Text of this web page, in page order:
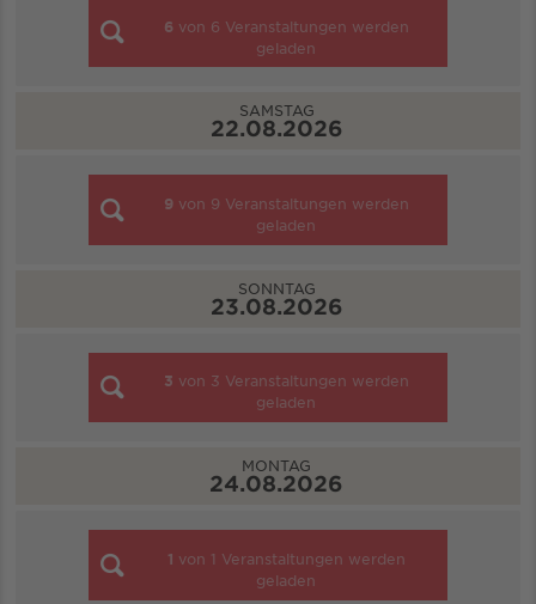
6 von 6 Veranstaltungen werden
geladen
SAMSTAG
22.08.2026
9 von 9 Veranstaltungen werden
geladen
SONNTAG
23.08.2026
3 von 3 Veranstaltungen werden
geladen
MONTAG
24.08.2026
1 von 1 Veranstaltungen werden
geladen